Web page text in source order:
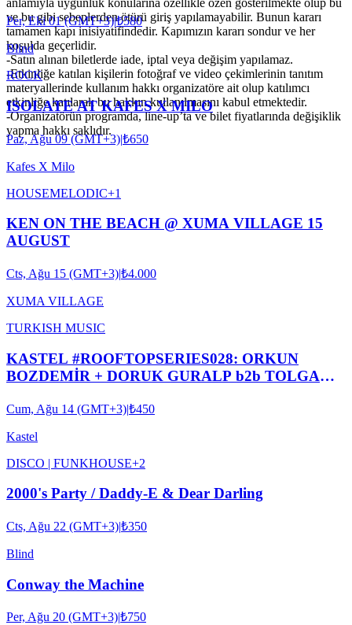
anlamıyla uygunluk konularına özellikle özen gösterilmekte olup bu
ve bu gibi sebeplerden ötürü giriş yapılamayabilir. Bunun kararı
tamamen kapı inisiyatifindedir. Kapımızın kararı sondur ve her
koşulda geçerlidir.
-Satın alınan biletlerde iade, iptal veya değişim yapılamaz.
-Etkinliğe katılan kişilerin fotoğraf ve video çekimlerinin tanıtım
materyallerinde kullanım hakkı organizatöre ait olup katılımcı
etkinliğe katılarak bu hakkın kullanılmasını kabul etmektedir.
-Organizatörün programda, line-up’ta ve bilet fiyatlarında değişiklik
yapma hakkı saklıdır.
Per, Eki 01 (GMT+3)|₺580
Blind
ROCK
ISOLATE AT KAFES X MILO
Paz, Ağu 09 (GMT+3)|₺650
Kafes X Milo
HOUSEMELODIC+1
KEN ON THE BEACH @ XUMA VILLAGE 15
AUGUST
Cts, Ağu 15 (GMT+3)|₺4.000
XUMA VILLAGE
TURKISH MUSIC
KASTEL #ROOFTOPSERIES028: ORKUN
BOZDEMİR + DORUK GURALP b2b TOLGA
Cum, Ağu 14 (GMT+3)|₺450
Kastel
DISCO | FUNKHOUSE+2
2000's Party / Daddy-E & Dear Darling
Cts, Ağu 22 (GMT+3)|₺350
Blind
Conway the Machine
Per, Ağu 20 (GMT+3)|₺750